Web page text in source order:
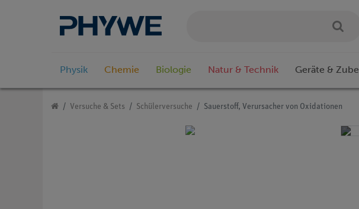
Physik Chemie Biologie Natur & Technik Geräte &
Versuche & Sets Schülerversuche Sauerstoff, Verursacher von Oxidationen